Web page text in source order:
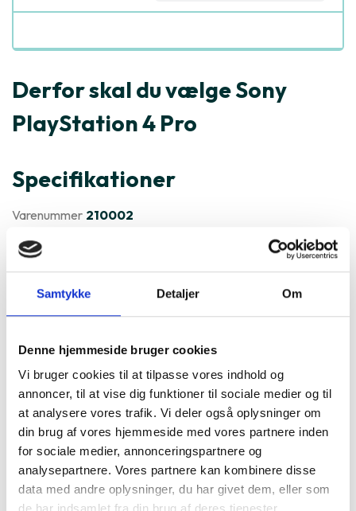
Samtykke Detaljer Om
Denne hjemmeside bruger cookies
Vi bruger cookies til at tilpasse vores indhold og
annoncer, til at vise dig funktioner til sociale medier og til
at analysere vores trafik. Vi deler også oplysninger om
din brug af vores hjemmeside med vores partnere inden
for sociale medier, annonceringspartnere og
analysepartnere. Vores partnere kan kombinere disse
data med andre oplysninger, du har givet dem, eller som
Derfor skal du vælge Sony
PlayStation 4 Pro
Specifikationer
Varenummer 210002
Sony PlayStation 4 Pro er ofte
købt sammen med